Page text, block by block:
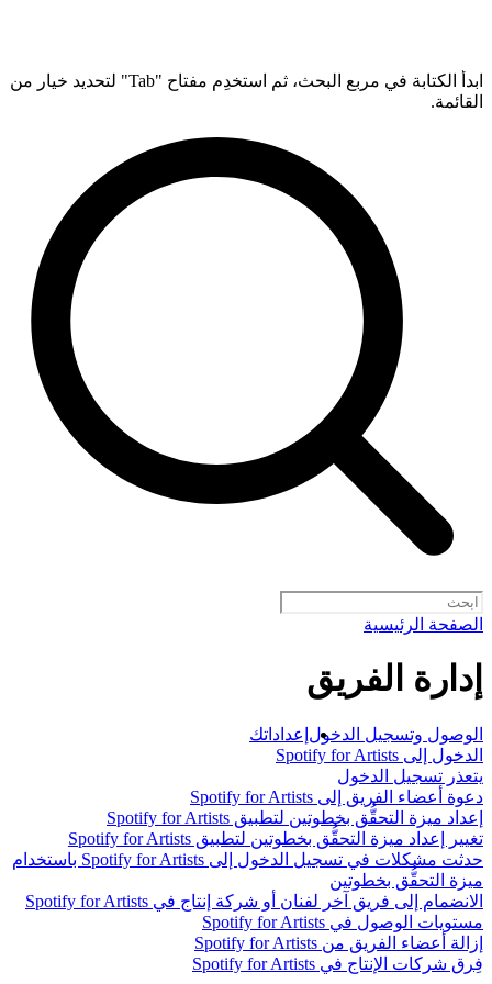
ابدأ الكتابة في مربع البحث، ثم استخدِم مفتاح "Tab" لتحديد خيار من
القائمة.
الصفحة الرئيسية
إدارة الفريق
الوصول وتسجيل الدخول إعداداتك
الدخول إلى Spotify for Artists
يتعذر تسجيل الدخول
دعوة أعضاء الفريق إلى Spotify for Artists
إعداد ميزة التحقُّق بخطوتين لتطبيق Spotify for Artists
تغيير إعداد ميزة التحقُّق بخطوتين لتطبيق Spotify for Artists
حدثت مشكلات في تسجيل الدخول إلى Spotify for Artists باستخدام
ميزة التحقُّق بخطوتين
الانضمام إلى فريق آخر لفنان أو شركة إنتاج في Spotify for Artists
مستويات الوصول في Spotify for Artists
إزالة أعضاء الفريق من Spotify for Artists
فِرق شركات الإنتاج في Spotify for Artists